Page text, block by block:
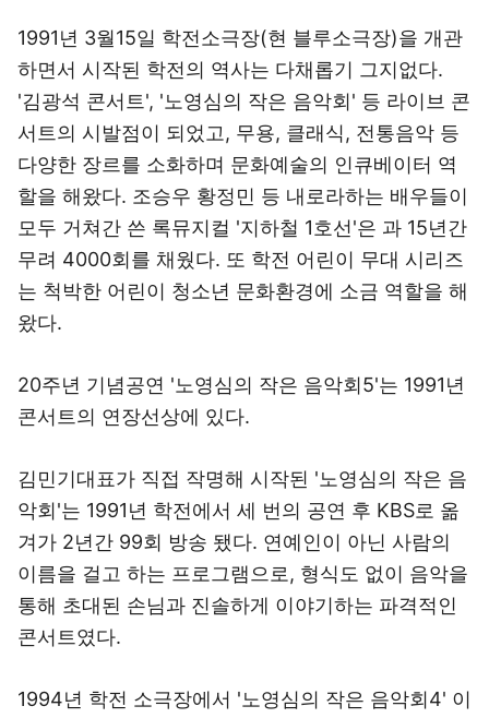
1991년 3월15일 학전소극장(현 블루소극장)을 개관
하면서 시작된 학전의 역사는 다채롭기 그지없다.
'김광석 콘서트', '노영심의 작은 음악회' 등 라이브 콘
서트의 시발점이 되었고, 무용, 클래식, 전통음악 등
다양한 장르를 소화하며 문화예술의 인큐베이터 역
할을 해왔다. 조승우 황정민 등 내로라하는 배우들이
모두 거쳐간 쓴 록뮤지컬 '지하철 1호선'은 과 15년간
무려 4000회를 채웠다. 또 학전 어린이 무대 시리즈
는 척박한 어린이 청소년 문화환경에 소금 역할을 해
왔다.
20주년 기념공연 '노영심의 작은 음악회5'는 1991년
콘서트의 연장선상에 있다.
김민기대표가 직접 작명해 시작된 '노영심의 작은 음
악회'는 1991년 학전에서 세 번의 공연 후 KBS로 옮
겨가 2년간 99회 방송 됐다. 연예인이 아닌 사람의
이름을 걸고 하는 프로그램으로, 형식도 없이 음악을
통해 초대된 손님과 진솔하게 이야기하는 파격적인
콘서트였다.
1994년 학전 소극장에서 '노영심의 작은 음악회4' 이